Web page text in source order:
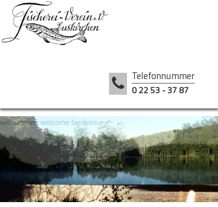
Telefonnummer
0 22 53 - 37 87
willkommen welcome bienvenue